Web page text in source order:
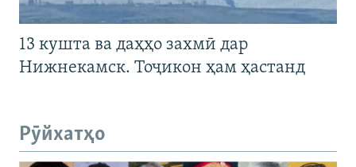
13 кушта ва даҳҳо захмӣ дар
Нижнекамск. Тоҷикон ҳам ҳастанд
Рӯйхатҳо